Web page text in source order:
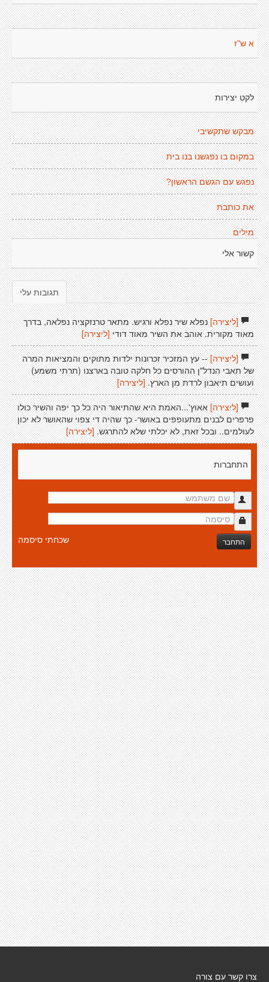
א ש"ז
לקט יצירות
מבקש שתקשיבי
במקום בו נפגשנו בנו בית
נפגש עם הגשם הראשון?
את כותבת
מילים
קשור אלי
תגובות עלי
[ליצירה]נפלא שיר נפלא ורגיש. מתאר טרנזקציה נפלאה, בדרך
מאוד מקורית. אוהב את השיר מאוד דודי [ליצירה]
[ליצירה]-- עץ המזכיר זכרונות ילדות מתוקים והמציאות המרה
של תאבי הנדל"ן ההורסים כל חלקה טובה בארצנו (תרתי משמע)
ועושים תיאבון לרדת מן הארץ. [ליצירה]
[ליצירה]אאוץ'...האמת היא שהתיאור היה כל כך יפה והשיר כולו
פרפרים לבנים מתעופפים באושר- כך שהיה די צפוי שהאושר לא יכון
לעולמים.. ובכל זאת, לא יכלתי שלא להתרגש.[ליצירה]
התחברות
התחבר שכחתי סיסמה
צרו קשר עם צורה